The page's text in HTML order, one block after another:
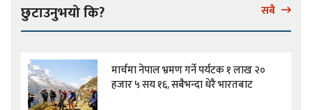
छुटाउनुभयो कि? सबै
मार्चमा नेपाल भ्रमण गर्ने पर्यटक १ लाख २०
हजार ५ सय १६, सबैभन्दा धेरै भारतबाट